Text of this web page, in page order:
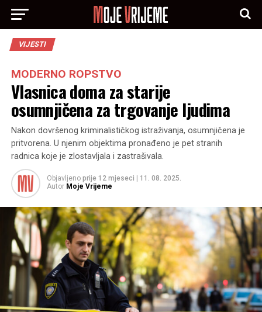
VIJESTI
MODERNO ROPSTVO
Vlasnica doma za starije
osumnjičena za trgovanje ljudima
Nakon dovršenog kriminalističkog istraživanja, osumnjičena je
pritvorena. U njenim objektima pronađeno je pet stranih
radnica koje je zlostavljala i zastrašivala.
Objavljeno prije 12 mjeseci
11. 08. 2025.
Autor Moje Vrijeme